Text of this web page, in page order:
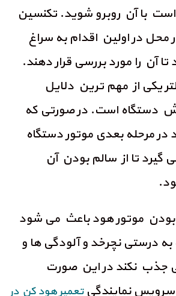
با آن روبرو شوید. تکنسین
در اولین اقدام به سراغ
آن را مورد بررسی قرار دهند.
یکی از مهم ترین دلایل
است. در صورتی که
در مرحله بعدی موتور دستگاه
گیرد تا از سالم بودن آن
بودن موتور هود باعث می شود
به درستی نچرخد و آلودگی ها و
جذب نکند در این صورت
سرویس نمایندگیتعمیر هود کن در